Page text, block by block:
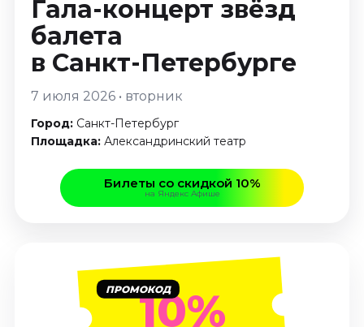
Январь 2027
Стендап
Август 2026
Ноябрь 2026
Декабрь 2026
Выставки
Август 2026
Экскурсии
Август 2026
Гала-концерт звёзд
балета
в Санкт-Петербурге
7 июля 2026 • вторник
Город: Санкт-Петербург
Площадка: Александринский театр
Билеты со скидкой 10%
на Яндекс Афише
ПРОМОКОД10%